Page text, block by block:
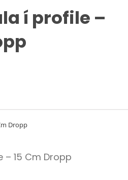
NÝIR BÍLAR
í profile –
15 Cm Dropp